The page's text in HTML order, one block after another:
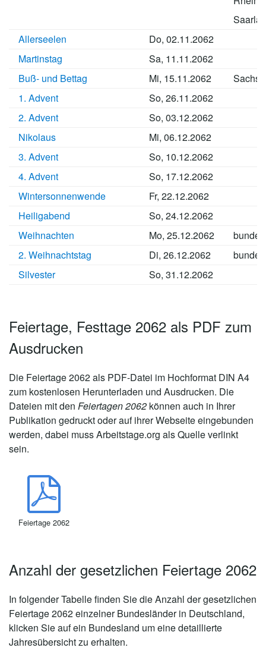
Allerseelen
Do, 02.11.2062
Martinstag
Sa, 11.11.2062
Buß- und Bettag
Mi, 15.11.2062
1. Advent
So, 26.11.2062
2. Advent
So, 03.12.2062
Nikolaus
Mi, 06.12.2062
3. Advent
So, 10.12.2062
4. Advent
So, 17.12.2062
Wintersonnenwende
Fr, 22.12.2062
Heiligabend
So, 24.12.2062
Weihnachten
Mo, 25.12.2062
2. Weihnachtstag
Di, 26.12.2062
Silvester
So, 31.12.2062
Feiertage, Festtage 2062 als PDF zum
Ausdrucken
Die Feiertage 2062als PDF-Datei im Hochformat DIN A4
zum kostenlosen Herunterladen und Ausdrucken. Die
Dateien mit den Feiertagen 2062 können auch in Ihrer
Publikation gedruckt oder auf ihrer Webseite eingebunden
werden, dabei muss Arbeitstage.org als Quelle verlinkt
sein.
Feiertage 2062
Anzahl der gesetzlichen Feiertage 2062
In folgender Tabelle finden Sie die Anzahl dergesetzlichen
Feiertage 2062einzelner Bundesländer in Deutschland,
klicken Sie auf ein Bundesland um eine detaillierte
Jahresübersicht zu erhalten.